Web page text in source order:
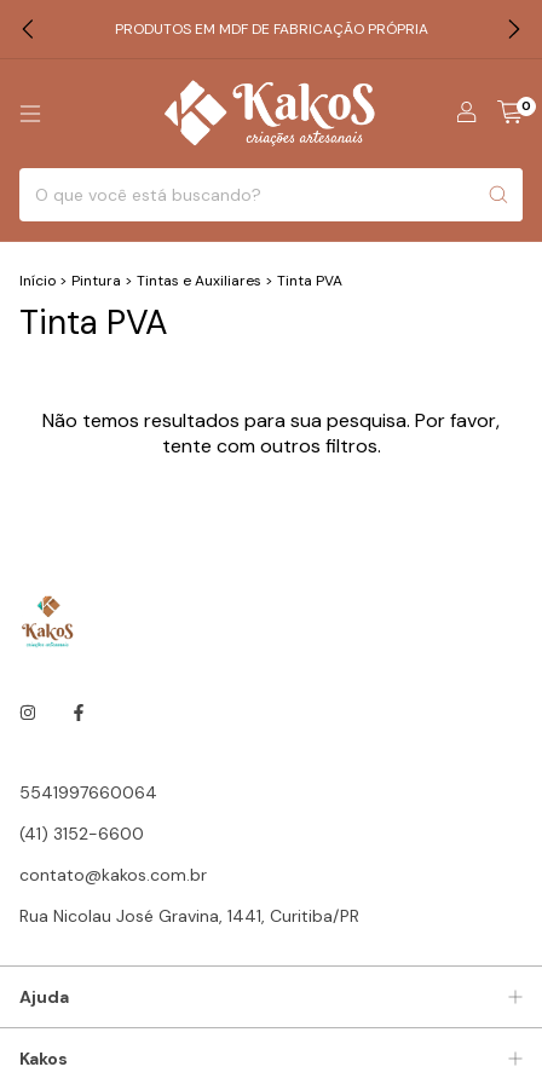
PRODUTOS EM MDF DE FABRICAÇÃO PRÓPRIA
0
Início > Pintura > Tintas e Auxiliares > Tinta PVA
Tinta PVA
Não temos resultados para sua pesquisa. Por favor,
tente com outros filtros.
5541997660064
(41) 3152-6600
contato@kakos.com.br
Rua Nicolau José Gravina, 1441, Curitiba/PR
Ajuda
Kakos